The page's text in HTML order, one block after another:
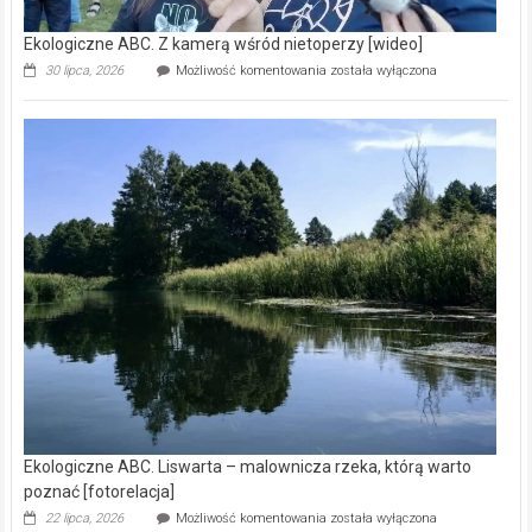
Ekologiczne ABC. Z kamerą wśród nietoperzy [wideo]
30 lipca, 2026 Możliwość komentowania Ekologiczne
kamerą
wśród
została wyłączona
Ekologiczne ABC. Liswarta – malownicza rzeka, którą warto
poznać [fotorelacja]
22 lipca, 2026 Możliwość komentowania Ekologiczne
została wyłączona